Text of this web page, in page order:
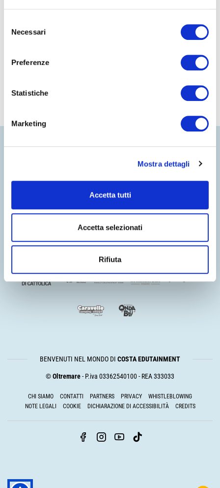
delNecessari
Preferenze
Statistiche
Marketing
Mostra dettagli
Accetta tutti
Accetta selezionati
Rifiuta
SUCC
BENVENUTI NEL MONDO DI COSTA EDUTAINMENT
©Oltremare- P.iva 03362540100 - REA 333033
CHI SIAMO CONTATTI PARTNERS PRIVACY
WHISTLEBLOWING
NOTE LEGALI
COOKIE DICHIARAZIONE DI ACCESSIBILITÀ CREDITS